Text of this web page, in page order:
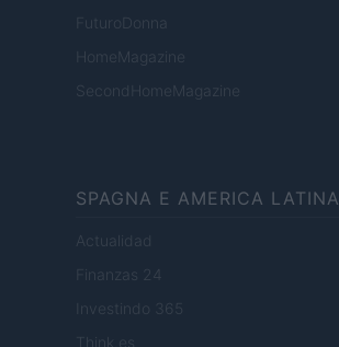
FuturoDonna
HomeMagazine
SecondHomeMagazine
SPAGNA E AMERICA LATINA
Actualidad
Finanzas 24
Investindo 365
Think.es